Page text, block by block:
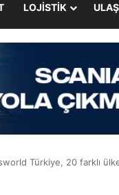
LOJİSTİK
Türkiye, 20 farklı